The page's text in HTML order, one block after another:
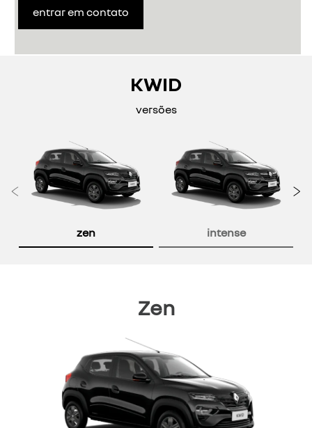
entrar em contato
KWID
versões
zen intense
Anterior
Zen